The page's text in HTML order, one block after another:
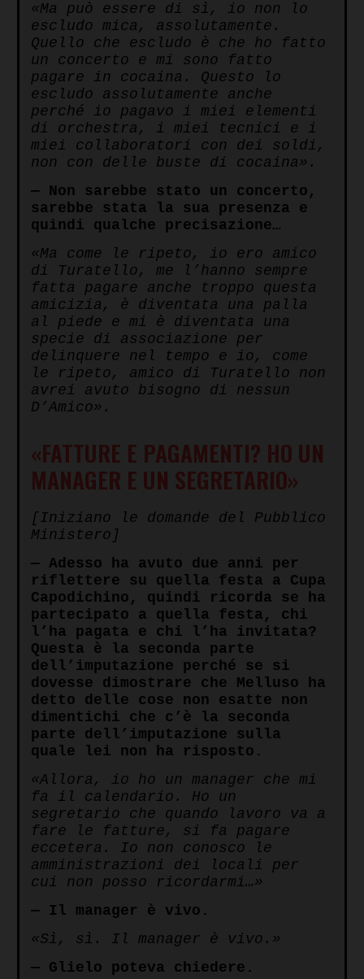
«Ma può essere di sì, io non lo
escludo mica, assolutamente.
Quello che escludo è che ho fatto
un concerto e mi sono fatto
pagare in cocaina. Questo lo
escludo assolutamente anche
perché io pagavo i miei elementi
di orchestra, i miei tecnici e i
miei collaboratori con dei soldi,
non con delle buste di cocaina».
— Non sarebbe stato un concerto,
sarebbe stata la sua presenza e
quindi qualche precisazione…
«Ma come le ripeto, io ero amico
di Turatello, me l’hanno sempre
fatta pagare anche troppo questa
amicizia, è diventata una palla
al piede e mi è diventata una
specie di associazione per
delinquere nel tempo e io, come
le ripeto, amico di Turatello non
avrei avuto bisogno di nessun
D’Amico».
«FATTURE E PAGAMENTI? HO UN
MANAGER E UN SEGRETARIO»
[Iniziano le domande del Pubblico
Ministero]
— Adesso ha avuto due anni per
riflettere su quella festa a Cupa
Capodichino, quindi ricorda se ha
partecipato a quella festa, chi
l’ha pagata e chi l’ha invitata?
Questa è la seconda parte
dell’imputazione perché se si
dovesse dimostrare che Melluso ha
detto delle cose non esatte non
dimentichi che c’è la seconda
parte dell’imputazione sulla
quale lei non ha risposto.
«Allora, io ho un manager che mi
fa il calendario. Ho un
segretario che quando lavoro va a
fare le fatture, si fa pagare
eccetera. Io non conosco le
amministrazioni dei locali per
cui non posso ricordarmi…»
— Il manager è vivo.
«Sì, sì. Il manager è vivo.»
— Glielo poteva chiedere.